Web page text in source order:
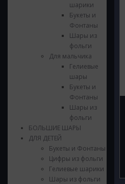
шарики
Букеты и
Фонтаны
Шары из
фольги
Для мальчика
Гелиевые
шары
Букеты и
Фонтаны
Шары из
фольги
БОЛЬШИЕ ШАРЫ
ДЛЯ ДЕТЕЙ
Букеты и Фонтаны
Цифры из фольги
Гелиевые шарики
Шары из фольги